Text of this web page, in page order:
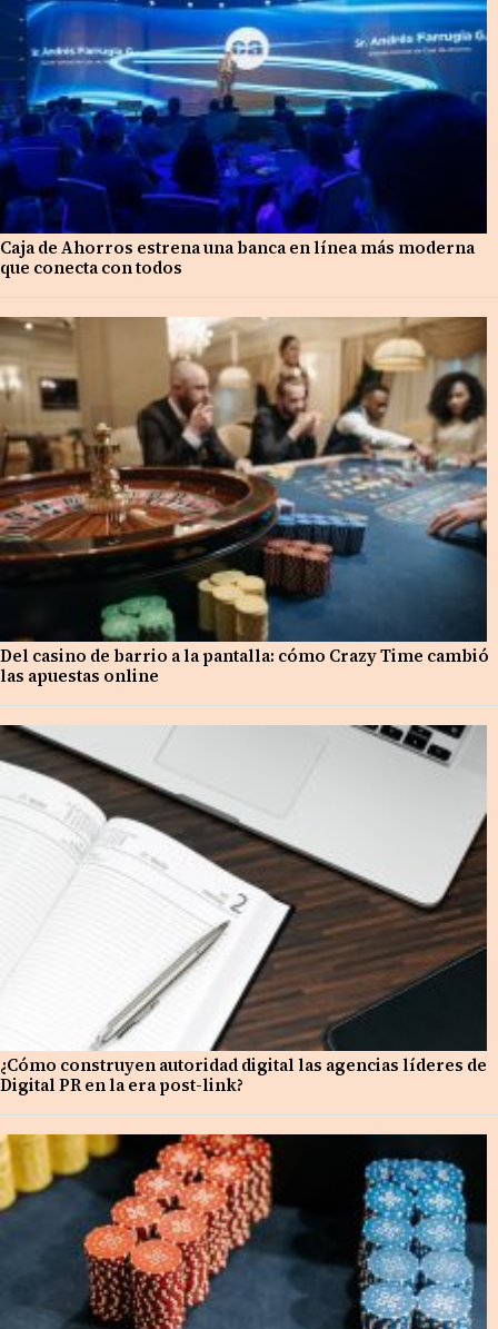
Caja de Ahorros estrena una banca en línea más moderna
que conecta con todos
Del casino de barrio a la pantalla: cómo Crazy Time cambió
las apuestas online
¿Cómo construyen autoridad digital las agencias líderes de
Digital PR en la era post-link?